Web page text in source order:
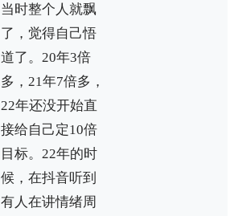
当时整个人就飘
了，觉得自己悟
道了。20年3倍
多，21年7倍多，
22年还没开始直
接给自己定10倍
目标。22年的时
候，在抖音听到
有人在讲情绪周